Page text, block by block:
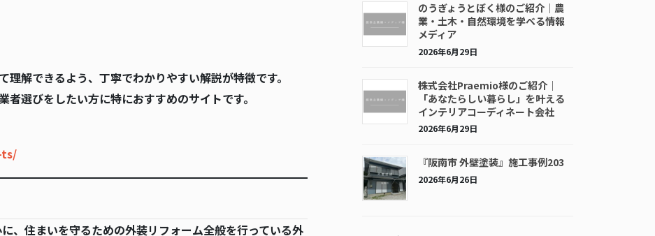
解できるよう、丁寧でわかりやすい解説が特徴です。
選びをしたい方に特におすすめのサイトです。
、住まいを守るための外装リフォーム全般を行っている外
のうぎょうとぼく様のご紹介｜農
業・土木・自然環境を学べる情報
メディア
2026年6月29日
株式会社Praemio様のご紹介｜
「あなたらしい暮らし」を叶える
インテリアコーディネート会社
2026年6月29日
『阪南市 外壁塗装』施工事例203
2026年6月26日